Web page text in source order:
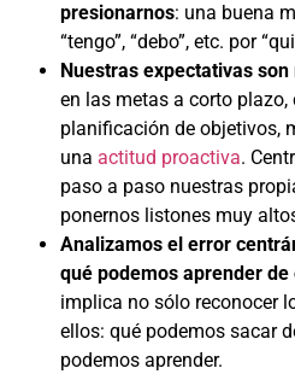
presionarnos: una buena
“tengo”, “debo”, etc. por
Nuestras expectativas
en las metas a corto plazo,
planificación de objetivos,
una actitud proactiva.
paso a paso nuestras
ponernos listones muy
Analizamos el error
qué podemos aprender de
implica no sólo reconocer
ellos: qué podemos sacar
podemos aprender.